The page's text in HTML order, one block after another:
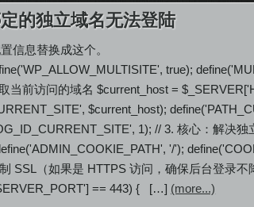
的独立域名无法登陆
信息替换成这个。
true);
当前访问的域名 $current_host =
$current_host);
1); // 3. 核心：解决
'/');
SSL（如果是 HTTPS 访问，确保后台登录
== 443) { […] (more...)